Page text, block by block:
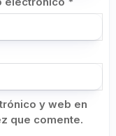
y web en
que comente.